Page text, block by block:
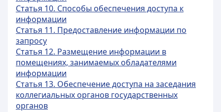
Статья 10. Способы обеспечения доступа к
информации
Статья 11. Предоставление информации по
запросу
Статья 12. Размещение информации в
помещениях, занимаемых обладателями
информации
Статья 13. Обеспечение доступа на заседания
коллегиальных органов государственных
органов